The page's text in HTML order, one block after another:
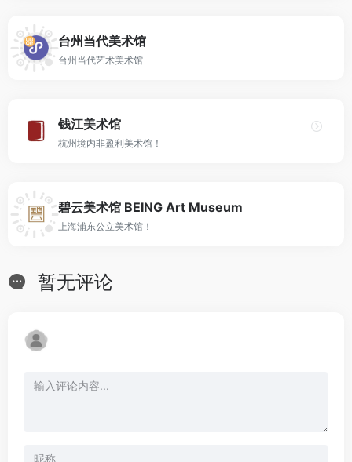
台州当代美术馆
台州当代艺术美术馆
钱江美术馆
杭州境内非盈利美术馆！
碧云美术馆 BEING Art Museum
上海浦东公立美术馆！
暂无评论